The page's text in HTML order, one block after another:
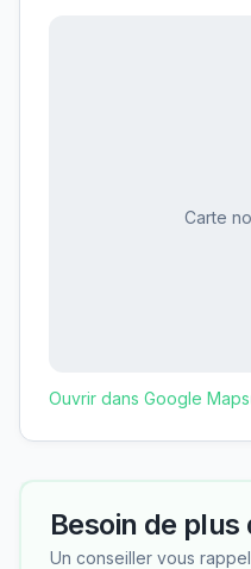
Carte
Ouvrir dans Google Maps
Besoin de
Un conseiller vous